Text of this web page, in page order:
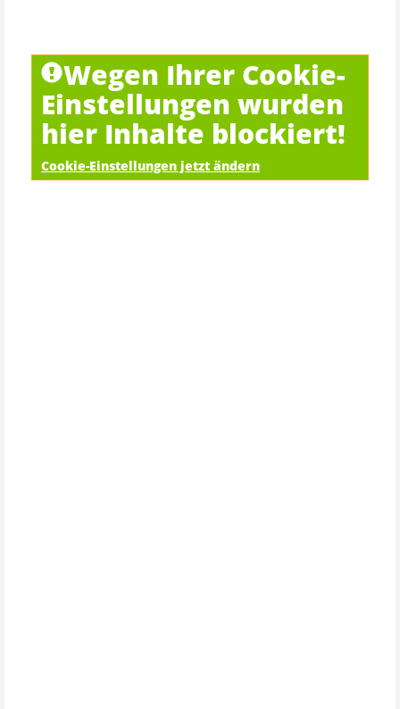
Wegen Ihrer Cookie-
Einstellungen wurden
hier Inhalte blockiert!
Cookie-Einstellungen jetzt ändern